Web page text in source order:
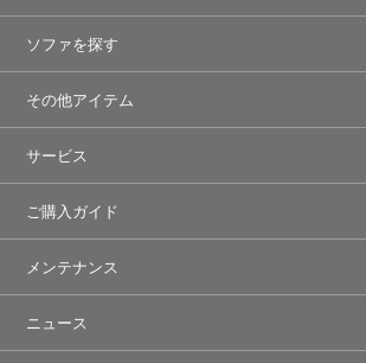
ソファを探す
その他アイテム
サービス
ご購入ガイド
メンテナンス
ニュース